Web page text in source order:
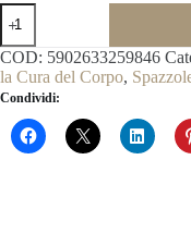
Spazzola
Cocco
Rotonda
per
Spazzolatura
a
Secco
quantità
COD: 5902633259846
la Cura del Corpo,
Condividi: